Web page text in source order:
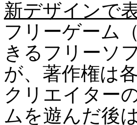
新デザインで
フリーゲーム
きるフリーソ
が、著作権は
クリエイター
ムを遊んだ後